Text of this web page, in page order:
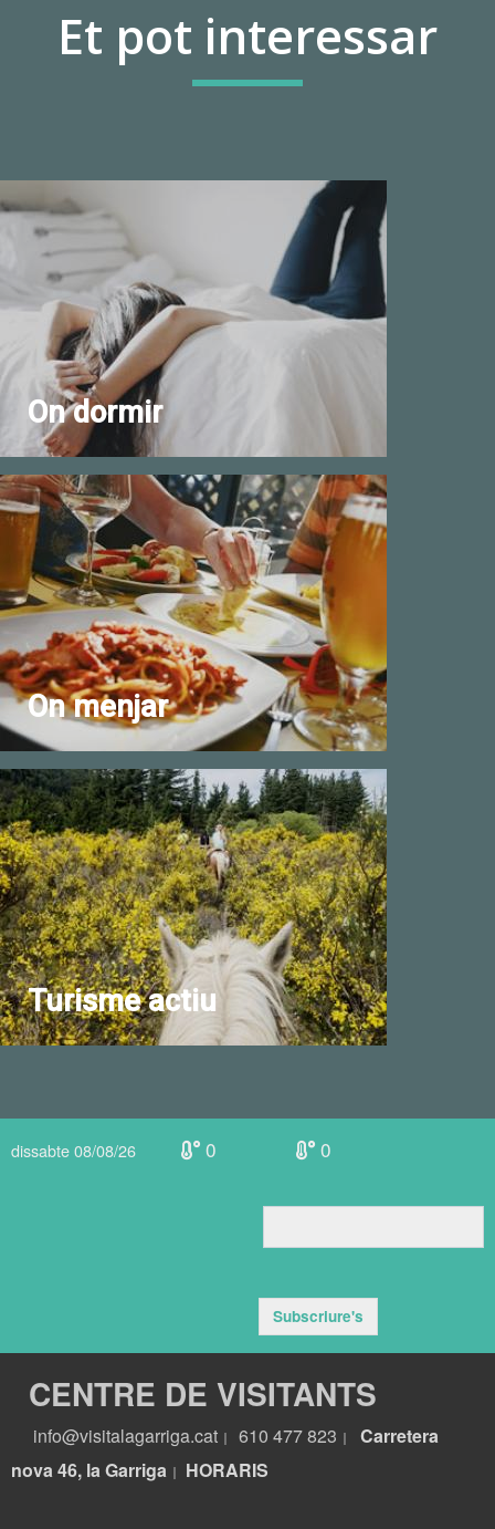
Et pot interessar
On dormir
On menjar
Turisme actiu
dissabte 08/08/26 0 0
Subscriure's
CENTRE DE VISITANTS
info@visitalagarriga.cat 610 477 823
Carretera
nova 46, la Garriga
HORARIS